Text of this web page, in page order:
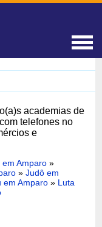
academias de
telefones no
e
Amparo »
»Judô em
em Amparo » Luta